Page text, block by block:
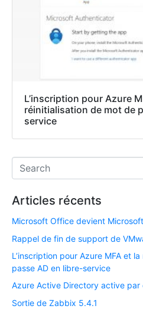
L’inscription pour Azure
réinitialisation de mot de
service
Articles récents
Microsoft Office devient
Rappel de fin de support de
L’inscription pour Azure MFA et
passe AD en libre-service
Azure Active Directory active par
Sortie de Zabbix 5.4.1